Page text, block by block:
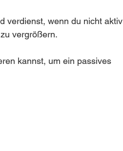
verdienst, wenn du nicht aktiv
vergrößern.
kannst, um ein passives